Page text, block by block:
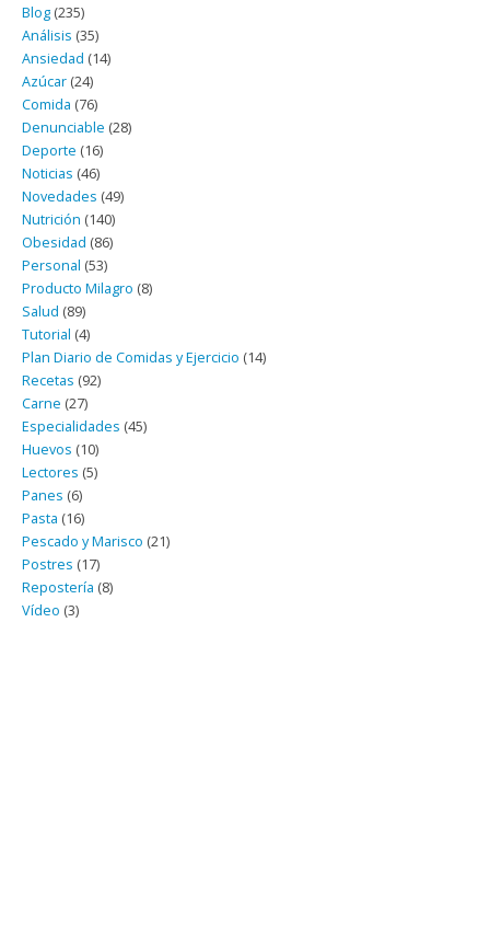
Blog (235)
Análisis (35)
Ansiedad (14)
Azúcar (24)
Comida (76)
Denunciable (28)
Deporte (16)
Noticias (46)
Novedades (49)
Nutrición (140)
Obesidad (86)
Personal (53)
Producto Milagro (8)
Salud (89)
Tutorial (4)
Plan Diario de Comidas y Ejercicio (14)
Recetas (92)
Carne (27)
Especialidades (45)
Huevos (10)
Lectores (5)
Panes (6)
Pasta (16)
Pescado y Marisco (21)
Postres (17)
Repostería (8)
Vídeo (3)